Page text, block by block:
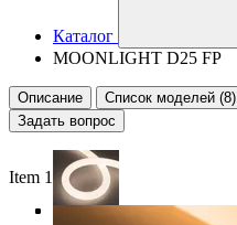
Каталог
MOONLIGHT D25 FP
Описание
Список моделей (8)
Задать вопрос
Item 1 of 4